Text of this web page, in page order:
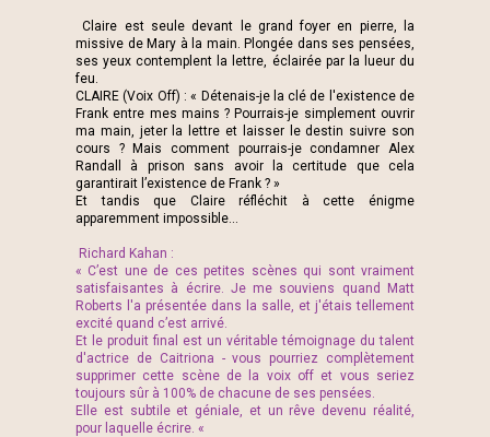
Claire est seule devant le grand foyer en pierre, la
missive de Mary à la main. Plongée dans ses pensées,
ses yeux contemplent la lettre, éclairée par la lueur du
feu.
CLAIRE (Voix Off) : « Détenais-je la clé de l'existence de
Frank entre mes mains ? Pourrais-je simplement ouvrir
ma main, jeter la lettre et laisser le destin suivre son
cours ? Mais comment pourrais-je condamner Alex
Randall à prison sans avoir la certitude que cela
garantirait l’existence de Frank ? »
Et tandis que Claire réfléchit à cette énigme
apparemment impossible...
Richard Kahan :
« C’est une de ces petites scènes qui sont vraiment
satisfaisantes à écrire. Je me souviens quand Matt
Roberts l'a présentée dans la salle, et j'étais tellement
excité quand c’est arrivé.
Et le produit final est un véritable témoignage du talent
d'actrice de Caitriona - vous pourriez complètement
supprimer cette scène de la voix off et vous seriez
toujours sûr à 100% de chacune de ses pensées.
Elle est subtile et géniale, et un rêve devenu réalité,
pour laquelle écrire. «